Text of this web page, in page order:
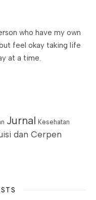
who have my own
feel okay taking life
at a time.
Jurnal Kesehatan
dan Cerpen